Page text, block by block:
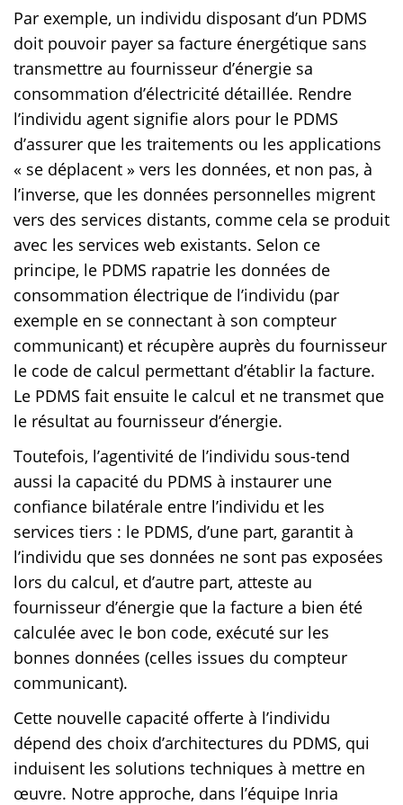
Par exemple, un individu disposant d’un PDMS
doit pouvoir payer sa facture énergétique sans
transmettre au fournisseur d’énergie sa
consommation d’électricité détaillée. Rendre
l’individu agent signifie alors pour le PDMS
d’assurer que les traitements ou les applications
« se déplacent » vers les données, et non pas, à
l’inverse, que les données personnelles migrent
vers des services distants, comme cela se produit
avec les services web existants. Selon ce
principe, le PDMS rapatrie les données de
consommation électrique de l’individu (par
exemple en se connectant à son compteur
communicant) et récupère auprès du fournisseur
le code de calcul permettant d’établir la facture.
Le PDMS fait ensuite le calcul et ne transmet que
le résultat au fournisseur d’énergie.
Toutefois, l’agentivité de l’individu sous-tend
aussi la capacité du PDMS à instaurer une
confiance bilatérale entre l’individu et les
services tiers : le PDMS, d’une part, garantit à
l’individu que ses données ne sont pas exposées
lors du calcul, et d’autre part, atteste au
fournisseur d’énergie que la facture a bien été
calculée avec le bon code, exécuté sur les
bonnes données (celles issues du compteur
communicant).
Cette nouvelle capacité offerte à l’individu
dépend des choix d’architectures du PDMS, qui
induisent les solutions techniques à mettre en
œuvre. Notre approche, dans l’équipe Inria